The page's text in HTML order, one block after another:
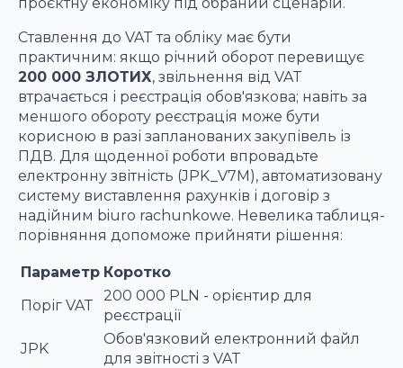
Ставлення до VAT та обліку має бути
практичним: якщо річний оборот перевищує
200 000 ЗЛОТИХ, звільнення від VAT
втрачається і реєстрація обов'язкова; навіть за
меншого обороту реєстрація може бути
корисною в разі запланованих закупівель із
ПДВ. Для щоденної роботи впровадьте
електронну звітність (JPK_V7M), автоматизовану
систему виставлення рахунків і договір з
надійним biuro rachunkowe. Невелика таблиця-
порівняння допоможе прийняти рішення:
Параметр Коротко
Поріг VAT
200 000 PLN - орієнтир для
реєстрації
JPK
Обов'язковий електронний файл
для звітності з VAT